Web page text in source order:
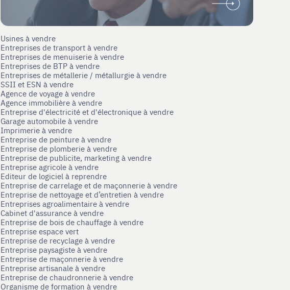
Usines à vendre
Entreprises de transport à vendre
Entreprises de menuiserie à vendre
Entreprises de BTP à vendre
Entreprises de métallerie / métallurgie à vendre
SSII et ESN à vendre
Agence de voyage à vendre
Agence immobilière à vendre
Entreprise d'électricité et d'électronique à vendre
Garage automobile à vendre
Imprimerie à vendre
Entreprise de peinture à vendre
Entreprise de plomberie à vendre
Entreprise de publicite, marketing à vendre
Entreprise agricole à vendre
Editeur de logiciel à reprendre
Entreprise de carrelage et de maçonnerie à vendre
Entreprise de nettoyage et d’entretien à vendre
Entreprises agroalimentaire à vendre
Cabinet d'assurance à vendre
Entreprise de bois de chauffage à vendre
Entreprise espace vert
Entreprise de recyclage à vendre
Entreprise paysagiste à vendre
Entreprise de maçonnerie à vendre
Entreprise artisanale à vendre
Entreprise de chaudronnerie à vendre
Organisme de formation à vendre